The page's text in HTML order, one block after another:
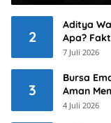
2
Aditya
Apa?
7 Juli 2026
3
Bursa
Aman
4 Juli 2026